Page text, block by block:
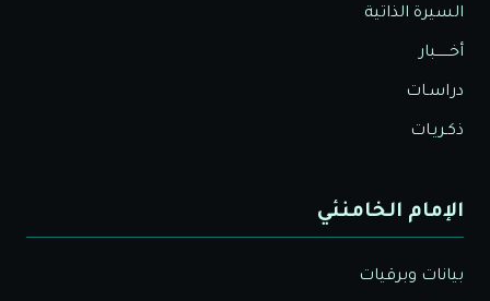
السيرة الذاتية
أخــــــبار
دراسـات
ذكـريـات
الإمام الخامنئي
بيانات وبرقيات